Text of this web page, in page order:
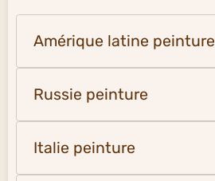
Amérique latine peinture
Russie peinture
Italie peinture